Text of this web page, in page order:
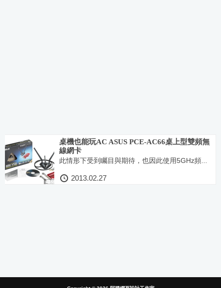
桌機也能玩AC ASUS PCE-AC66桌上型雙頻無
線網卡
此情形下受到矚目與期待，也因此使用5GHz頻...
2013.02.27